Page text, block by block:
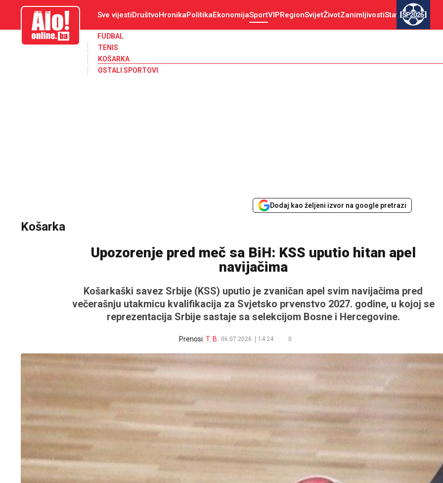
aloonline.ba Sve vijestiDruštvoHronikaPolitikaEkonomijaSportVIPRegionSvijetŽivotZanimljivostiStav SP2026
FUDBAL
TENIS
KOŠARKA
OSTALI SPORTOVI
Dodaj kao željeni izvor na google pretrazi
Košarka
Upozorenje pred meč sa BiH: KSS uputio hitan apel
navijačima
Košarkaški savez Srbije (KSS) uputio je zvaničan apel svim navijačima pred
večerašnju utakmicu kvalifikacija za Svjetsko prvenstvo 2027. godine, u kojoj se
reprezentacija Srbije sastaje sa selekcijom Bosne i Hercegovine.
Prenosi: T. B. 06.07.2026. 14:24 0